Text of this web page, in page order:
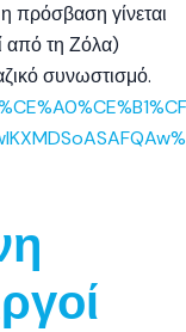
πρόσβαση γίνεται
από τη Ζόλα)
συνωστισμό.